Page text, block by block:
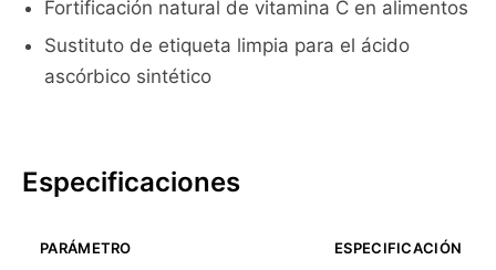
Fortificación natural de vitamina C en alimentos
Sustituto de etiqueta limpia para el ácido
ascórbico sintético
Especificaciones
PARÁMETRO ESPECIFICACIÓN